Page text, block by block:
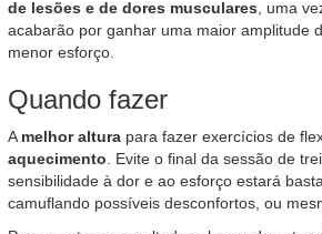
de lesões e de dores musculares , uma
acabarão por ganhar uma maior amplitude
menor esforço.
Quando fazer
A melhor altura para fazer exercícios de
aquecimento . Evite o final da sessão de
sensibilidade à dor e ao esforço estará
camuflando possíveis desconfortos, ou